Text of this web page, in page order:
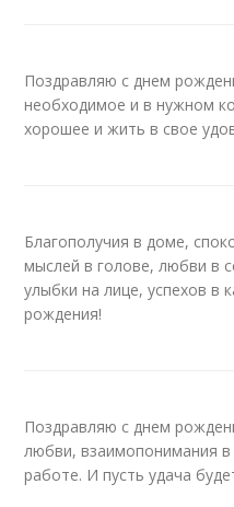
Поздравляю с днем
необходимое и в нужном
хорошее и жить в свое
Благополучия в доме,
мыслей в голове, любви в
улыбки на лице, успехов в
рождения!
Поздравляю с днем
любви, взаимопонимания
работе. И пусть удача